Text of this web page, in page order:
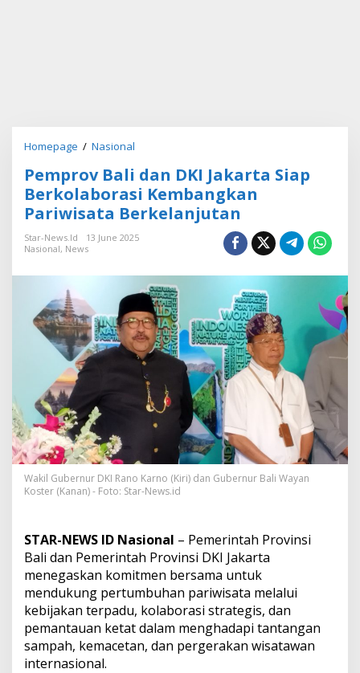
Homepage / Nasional
m
p
r
o
v
l
i
a
n
D
K
t
a
S
p
B
e
r
k
l
a
b
Pemprov Bali dan DKI Jakarta Siap
Berkolaborasi Kembangkan
Pariwisata Berkelanjutan
Star-News.id
13 June 2025
Nasional, News
Wakil Gubernur DKI Rano Karno (Kiri) dan Gubernur Bali Wayan
Koster (Kanan) - Foto: Star-News.id
STAR-NEWS ID Nasional – Pemerintah Provinsi
Bali dan Pemerintah Provinsi DKI Jakarta
menegaskan komitmen bersama untuk
mendukung pertumbuhan pariwisata melalui
kebijakan terpadu, kolaborasi strategis, dan
pemantauan ketat dalam menghadapi tantangan
sampah, kemacetan, dan pergerakan wisatawan
internasional.